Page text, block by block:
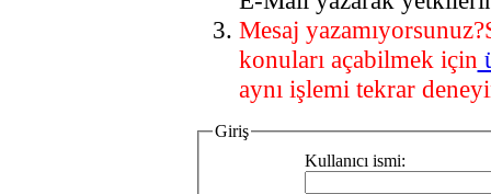
Mesaj
konuları açabilmek için
aynı işlemi tekrar
Giriş
Kullanıcı ismi: